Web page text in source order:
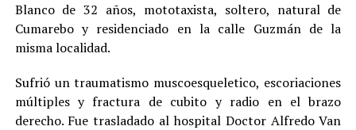
Blanco de 32 años, mototaxista, soltero, natural de
Cumarebo y residenciado en la calle Guzmán de la
misma localidad.
Sufrió un traumatismo muscoesqueletico, escoriaciones
múltiples y fractura de cubito y radio en el brazo
derecho. Fue trasladado al hospital Doctor Alfredo Van